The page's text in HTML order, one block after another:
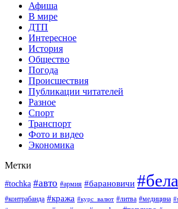
Афиша
В мире
ДТП
Интересное
История
Общество
Погода
Происшествия
Публикации читателей
Разное
Спорт
Транспорт
Фото и видео
Экономика
Метки
#tochka #авто #армия #барановичи
#контрабанда #кража #курс_валют #литва #медицина